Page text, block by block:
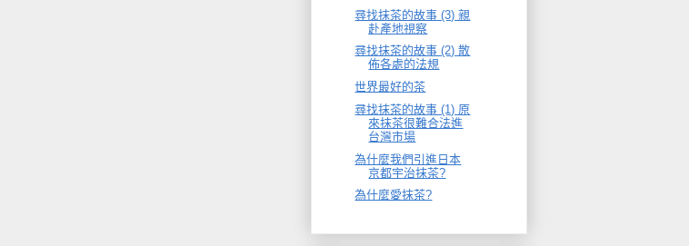
尋找抹茶的故事 (3) 親
赴產地視察
尋找抹茶的故事 (2) 散
佈各處的法規
世界最好的茶
尋找抹茶的故事 (1) 原
來抹茶很難合法進
台灣市場
為什麼我們引進日本
京都宇治抹茶?
為什麼愛抹茶?